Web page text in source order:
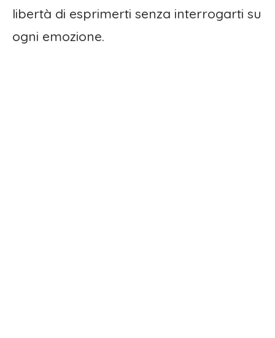
libertà di esprimerti senza interrogarti su
ogni emozione.